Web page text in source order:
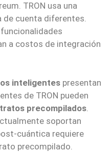
TRON usa una
de cuenta diferentes.
a costos de integración
inteligentes presentan
de TRON pueden
precompilados
soportan
cuántica requiere
precompilado.